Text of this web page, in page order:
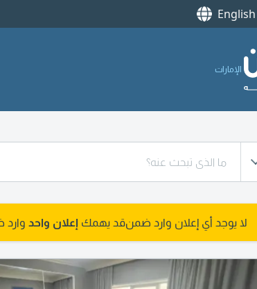
English
الإمارات
لا يوجد أي إعلان وارد ضمنقد يهمك إعلان واحد